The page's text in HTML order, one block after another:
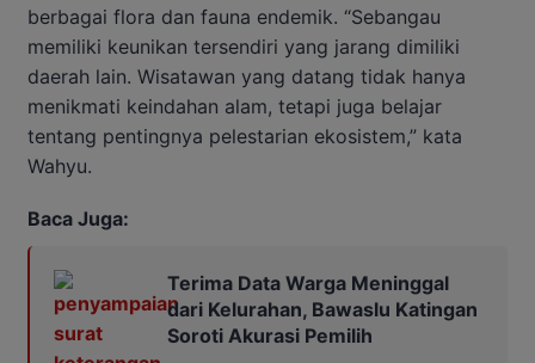
berbagai flora dan fauna endemik. “Sebangau
memiliki keunikan tersendiri yang jarang dimiliki
daerah lain. Wisatawan yang datang tidak hanya
menikmati keindahan alam, tetapi juga belajar
tentang pentingnya pelestarian ekosistem,” kata
Wahyu.
Baca Juga:
Terima Data Warga Meninggal
dari Kelurahan, Bawaslu Katingan
Soroti Akurasi Pemilih